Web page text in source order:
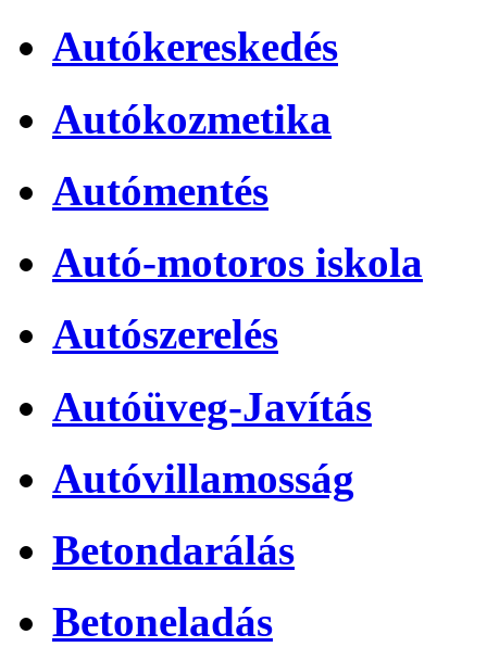
Autókereskedés
Autókozmetika
Autómentés
Autó-motoros iskola
Autószerelés
Autóüveg-Javítás
Autóvillamosság
Betondarálás
Betoneladás